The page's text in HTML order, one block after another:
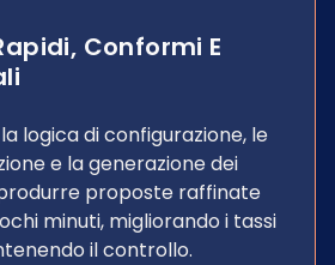
Conformi E
logica di configurazione, le
e la generazione dei
proposte raffinate
minuti, migliorando i tassi
il controllo.